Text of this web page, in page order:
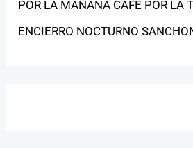
POR LA MAÑANA CAFÉ POR LA
ENCIERRO NOCTURNO